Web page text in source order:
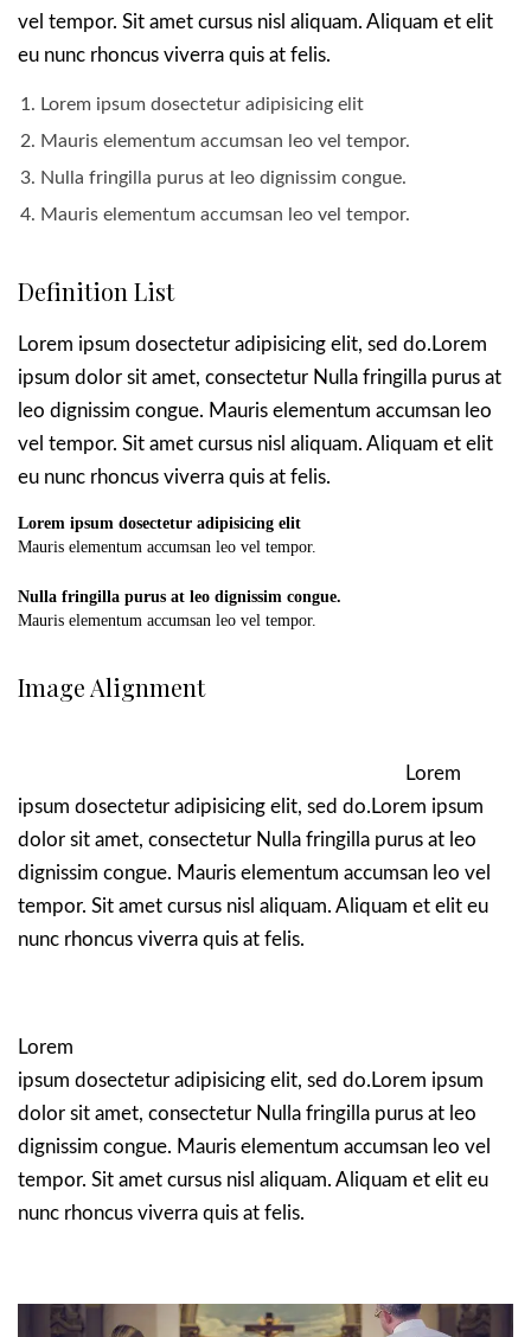
vel tempor. Sit amet cursus nisl aliquam. Aliquam et elit
eu nunc rhoncus viverra quis at felis.
Lorem ipsum dosectetur adipisicing elit
Mauris elementum accumsan leo vel tempor.
Nulla fringilla purus at leo dignissim congue.
Mauris elementum accumsan leo vel tempor.
Definition List
Lorem ipsum dosectetur adipisicing elit, sed do.Lorem
ipsum dolor sit amet, consectetur Nulla fringilla purus at
leo dignissim congue. Mauris elementum accumsan leo
vel tempor. Sit amet cursus nisl aliquam. Aliquam et elit
eu nunc rhoncus viverra quis at felis.
Lorem ipsum dosectetur adipisicing elit
Mauris elementum accumsan leo vel tempor.
Nulla fringilla purus at leo dignissim congue.
Mauris elementum accumsan leo vel tempor.
Image Alignment
Lorem
ipsum dosectetur adipisicing elit, sed do.Lorem ipsum
dolor sit amet, consectetur Nulla fringilla purus at leo
dignissim congue. Mauris elementum accumsan leo vel
tempor. Sit amet cursus nisl aliquam. Aliquam et elit eu
nunc rhoncus viverra quis at felis.
Lorem
ipsum dosectetur adipisicing elit, sed do.Lorem ipsum
dolor sit amet, consectetur Nulla fringilla purus at leo
dignissim congue. Mauris elementum accumsan leo vel
tempor. Sit amet cursus nisl aliquam. Aliquam et elit eu
nunc rhoncus viverra quis at felis.